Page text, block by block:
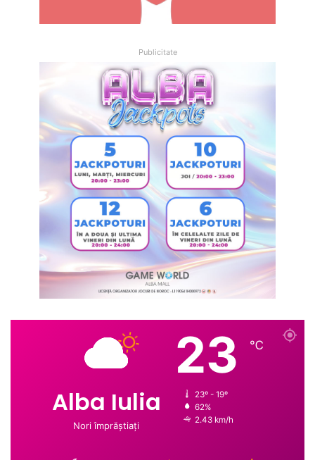
Publicitate
Alba Iulia
Nori împrăștiați
23 ℃
23º - 19º
62%
2.43 km/h